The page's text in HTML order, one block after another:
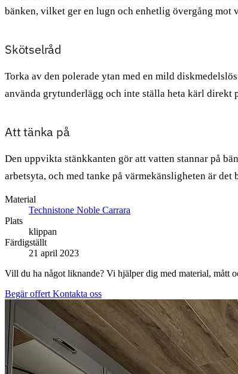
bänken, vilket ger en lugn och enhetlig övergång mot
Skötselråd
Torka av den polerade ytan med en mild
använda grytunderlägg och inte ställa heta kärl direkt
Att tänka på
Den uppvikta stänkkanten gör att vatten stannar på
arbetsyta, och med tanke på värmekänsligheten är det
Material
Technistone Noble Carrara
Plats
klippan
Färdigställt
21 april 2023
Vill du ha något liknande? Vi hjälper dig med material, mått
Begär offert Kontakta oss